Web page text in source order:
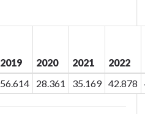
2019 2020 2021 2022
56.614 28.361 35.169 42.878